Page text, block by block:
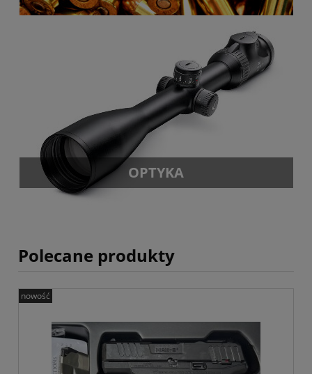
OPTYKA
Polecane produkty
nowość